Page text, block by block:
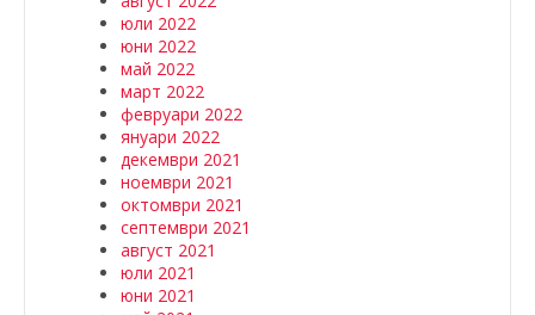
юли 2022
юни 2022
май 2022
март 2022
февруари 2022
януари 2022
декември 2021
ноември 2021
октомври 2021
септември 2021
август 2021
юли 2021
юни 2021